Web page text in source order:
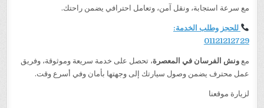
مع سرعة استجابة، ونقل آمن، وتعامل احترافي يضمن راحتك.
للحجز وطلب الخدمة:
01121212729
معونش الفرسان في المعصرة، تحصل على خدمة سريعة وموثوقة، وفريق
عمل محترف يضمن وصول سيارتك إلى وجهتها بأمان وفي أسرع وقت.
لزيارة موقعنا